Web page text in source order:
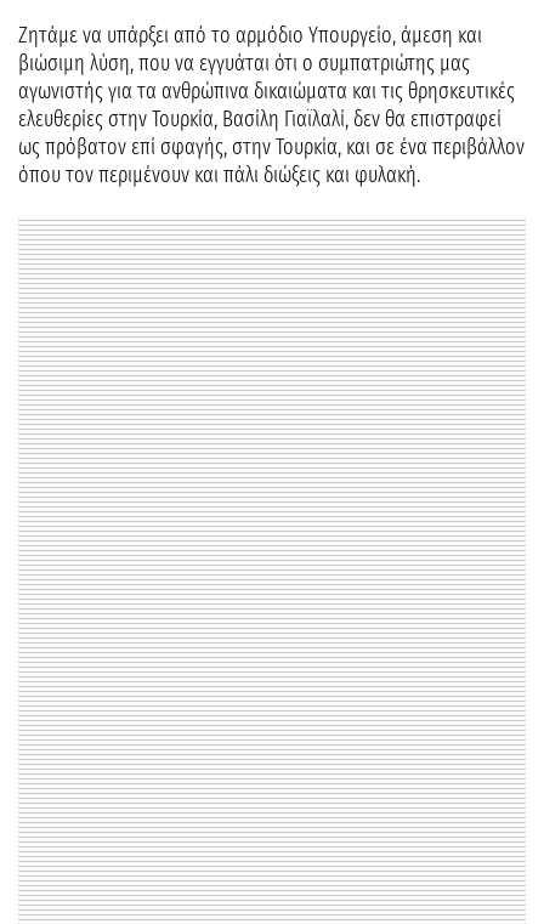
Ζητάμε να υπάρξει από το αρμόδιο Υπουργείο, άμεση και
βιώσιμη λύση, που να εγγυάται ότι ο συμπατριώτης μας
αγωνιστής για τα ανθρώπινα δικαιώματα και τις θρησκευτικές
ελευθερίες στην Τουρκία, Βασίλη Γιαϊλαλί, δεν θα επιστραφεί
ως πρόβατον επί σφαγής, στην Τουρκία, και σε ένα περιβάλλον
όπου τον περιμένουν και πάλι διώξεις και φυλακή.